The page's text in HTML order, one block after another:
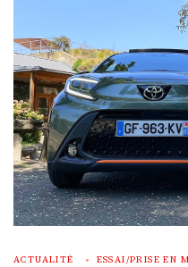
ACTUALITÉ ESSAI/PRISE EN